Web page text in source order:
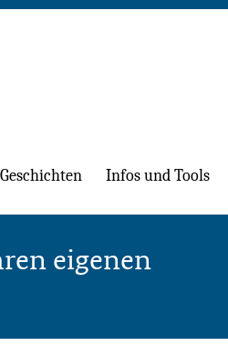
Geschichten Infos und Tools
eigenen